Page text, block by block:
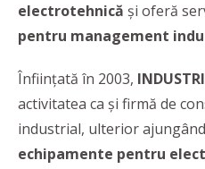
electrotehnică și oferă
pentru management
Înfiinţată în 2003,
activitatea ca şi firmă de
industrial, ulterior
echipamente pentru